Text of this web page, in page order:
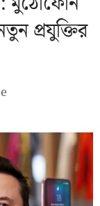
প্রযুক্তির